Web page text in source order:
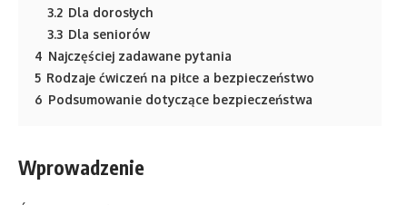
3.2 Dla dorosłych
3.3 Dla seniorów
4 Najczęściej zadawane pytania
5 Rodzaje ćwiczeń na piłce a bezpieczeństwo
6 Podsumowanie dotyczące bezpieczeństwa
Wprowadzenie